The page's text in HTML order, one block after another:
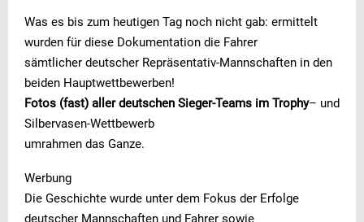
Was es bis zum heutigen Tag noch nicht gab: ermittelt
wurden für diese Dokumentation die Fahrer
sämtlicher deutscher Repräsentativ-Mannschaften in den
beiden Hauptwettbewerben!
Fotos (fast) aller deutschen Sieger-Teams im Trophy– und
Silbervasen-Wettbewerb
umrahmen das Ganze.
Werbung
Die Geschichte wurde unter dem Fokus der Erfolge
deutscher Mannschaften und Fahrer sowie